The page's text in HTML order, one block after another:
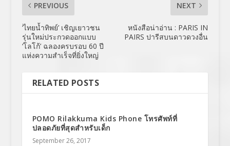
PREVIOUS
‘ไทยน้ำทิพย์’ เชิญเยาวชน
รุ่นใหม่ประกวดออกแบบ
‘โลโก้’ ฉลองครบรอบ 60 ปี
แห่งความสำเร็จที่ยิ่งใหญ่
NEXT
หนังสือน่าอ่าน : PARIS IN
PAIRS ปารีสบนดาวดวงอื่น
RELATED POSTS
POMO Rilakkuma Kids Phone โทรศัพท์ที่
ปลอดภัยที่สุดสำหรับเด็ก
September 26, 2017